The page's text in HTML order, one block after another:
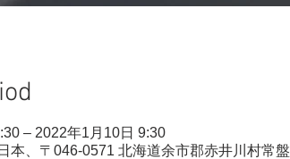
– 2022年1月10日 9:30
本、〒046-0571 北海道余市郡赤井川村常盤